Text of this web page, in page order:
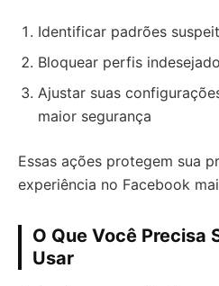
Identificar padrões
Bloquear perfis
Ajustar suas
maior segurança
Essas ações protegem sua
experiência no Facebook
O Que Você Precisa
Usar